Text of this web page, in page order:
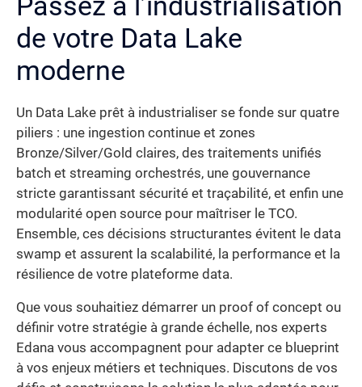
de votre Data Lake
moderne
Un Data Lake prêt à industrialiser se fonde sur quatre
piliers : une ingestion continue et zones
Bronze/Silver/Gold claires, des traitements unifiés
batch et streaming orchestrés, une gouvernance
stricte garantissant sécurité et traçabilité, et enfin une
modularité open source pour maîtriser le TCO.
Ensemble, ces décisions structurantes évitent le data
swamp et assurent la scalabilité, la performance et la
résilience de votre plateforme data.
Que vous souhaitiez démarrer un proof of concept ou
définir votre stratégie à grande échelle, nos experts
Edana vous accompagnent pour adapter ce blueprint
à vos enjeux métiers et techniques. Discutons de vos